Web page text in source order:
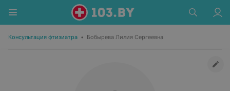
Консультация фтизиатра • Бобырева Лилия Сергеевна